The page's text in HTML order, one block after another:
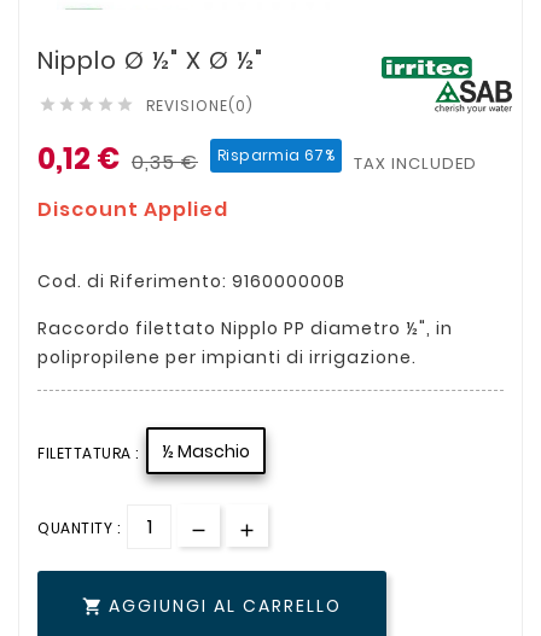
Nipplo Ø ½" X Ø ½"
     REVISIONE(0)
0,12 € 0,35 € Risparmia 67% TAX INCLUDED
Discount Applied
Cod. di Riferimento: 916000000B
Raccordo filettato Nipplo PP diametro ½", in
polipropilene per impianti di irrigazione.
FILETTATURA : ½ Maschio
QUANTITY :
 AGGIUNGI AL CARRELLO